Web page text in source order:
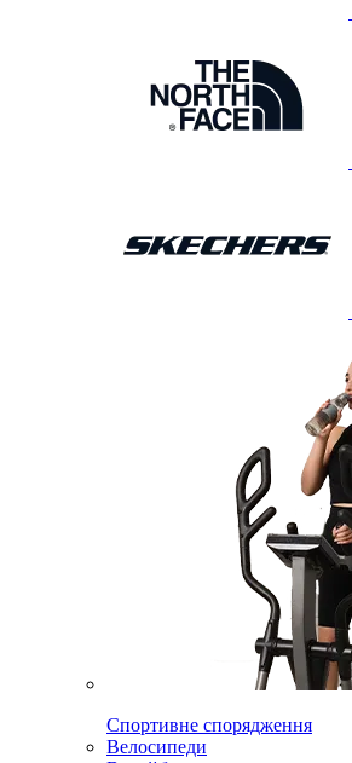
Спортивне спорядження
Велосипеди